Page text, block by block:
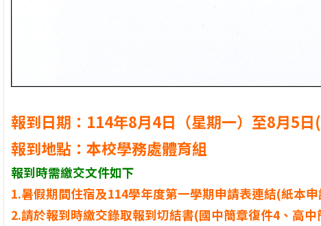
報到日期：114年8月4日（星期一）至8月5
報到地點：本校學務處體育組
報到時需繳交文件如下
1.暑假期間住宿及114學年度第一學期申請表連結(紙本
2.請於報到時繳交錄取報到切結書(國中簡章復件4、高